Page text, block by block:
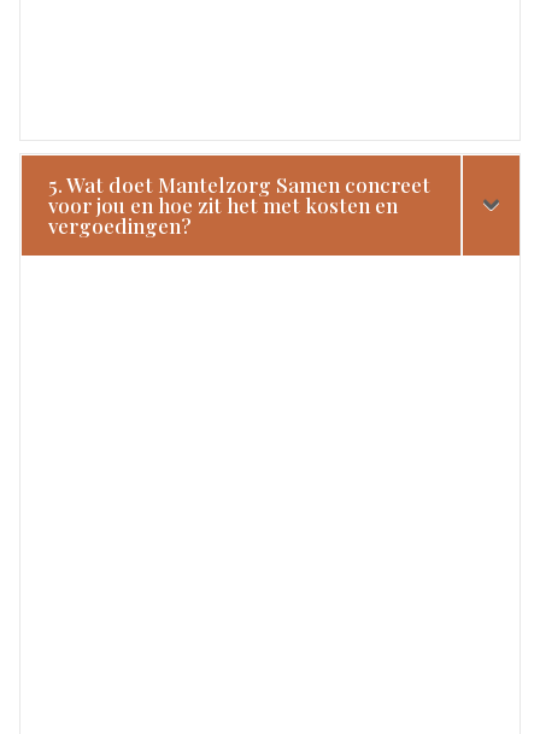
5. Wat doet Mantelzorg Samen concreet
voor jou en hoe zit het met kosten en
vergoedingen?